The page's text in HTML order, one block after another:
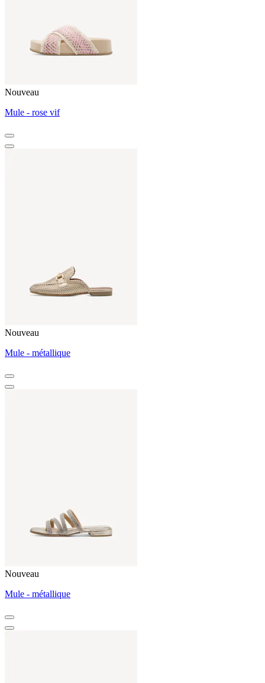
Nouveau
Mule - rose vif
Nouveau
Mule - métallique
Nouveau
Mule - métallique